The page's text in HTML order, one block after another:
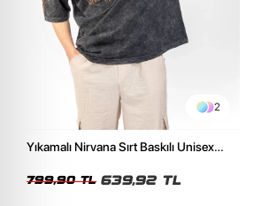
2
Yıkamalı Nirvana Sırt Baskılı Unisex
799,90 TL 639,92 TL